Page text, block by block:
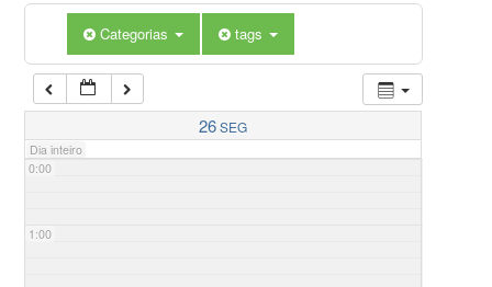
Categorias tags
26SEG
Dia inteiro
0:00
1:00